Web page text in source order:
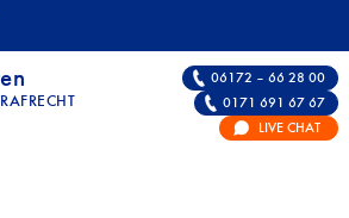
| FACHANWALT FÜR
06172 – 66 28 00
0171 691 67 67
LIVE CHAT